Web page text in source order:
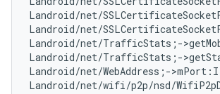
Landroid/net/
Landroid/net/
Landroid/net/TrafficStats;-
Landroid/net/TrafficStats;-
Landroid/net/WebAddress;-
Landroid/net/wifi/p2p/nsd/